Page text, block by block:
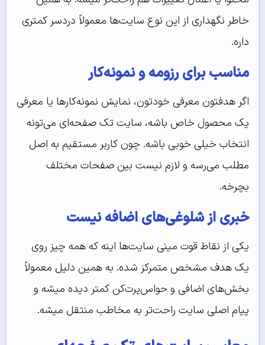
خاطر نگهداری از این نوع سایت‌ها معمولاً دردسر کمتری
داره.
مناسب برای رزومه و نمونه‌کار
اگر هدفتون معرفی خودتون، نمایش نمونه‌کارها یا معرفی
یک محصول خاص باشه، سایت تک صفحه‌ای می‌تونه
انتخاب خیلی خوبی باشه. چون کاربر مستقیم به اصل
مطلب می‌رسه و لازم نیست بین صفحات مختلف
بچرخه.
خبری از شلوغی‌های اضافه نیست
یکی از نقاط قوت مینی سایت‌ها اینه که همه چیز روی
یک هدف مشخص متمرکز شده. به همین دلیل معمولاً
بخش‌های اضافی و حواس‌پرت‌کن کمتر دیده میشه و
پیام اصلی سایت راحت‌تر به مخاطب منتقل میشه.